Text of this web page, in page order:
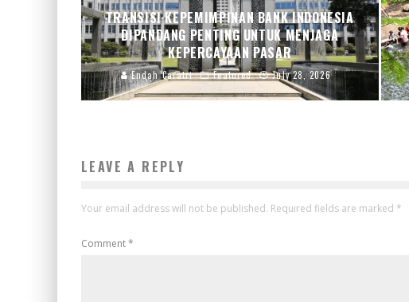
TRANSISI KEPEMIMPINAN BANK INDONESIA
DIPANDANG PENTING UNTUK MENJAGA
KEPERCAYAAN PASAR
Endah Caratri Featured July 28, 2026
LEAVE A REPLY
Your email address will not be published. Required fields are marked *
Comment*